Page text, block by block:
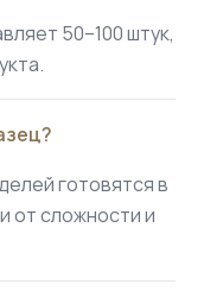
50–100 штук,
готовятся в
от сложности и